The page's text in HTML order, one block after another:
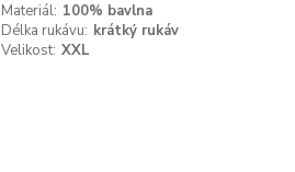
Materiál: 100% bavlna
Délka rukávu: krátký rukáv
Velikost: XXL